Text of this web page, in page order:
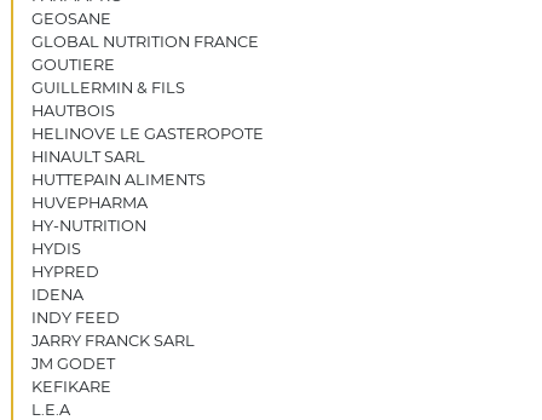
GEOSANE
GLOBAL NUTRITION FRANCE
GOUTIERE
GUILLERMIN & FILS
HAUTBOIS
HELINOVE LE GASTEROPOTE
HINAULT SARL
HUTTEPAIN ALIMENTS
HUVEPHARMA
HY-NUTRITION
HYDIS
HYPRED
IDENA
INDY FEED
JARRY FRANCK SARL
JM GODET
KEFIKARE
L.E.A